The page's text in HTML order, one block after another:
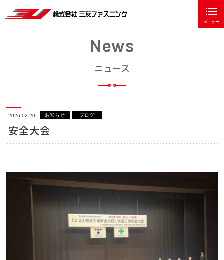
メニュー
閉じる
業務内容
工事実績
アクセス
プライバシーポリシー
News
ニュース
2026.02.20 お知らせ ブログ
安全大会